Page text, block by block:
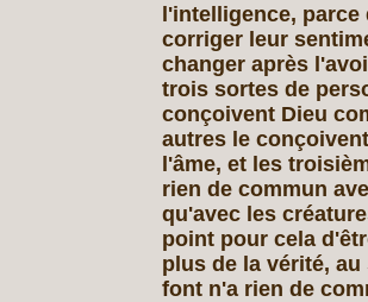
l'intelligence,
corriger leur
changer après
trois sortes de
conçoivent Dieu
autres le
l'âme, et les
rien de commun
qu'avec les
point pour cela
plus de la vérité,
font n'a rien de